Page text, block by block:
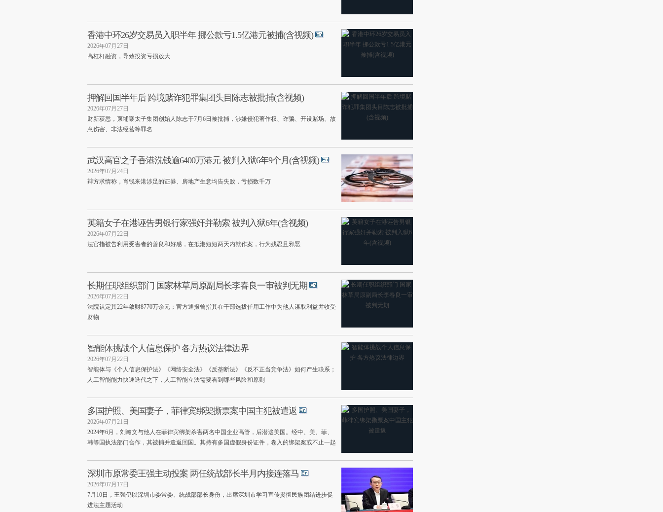
香港中环26岁交易员入职半年 挪公款亏1.5亿港元被捕(含视频)
2026年07月27日
高杠杆融资，导致投资亏损放大
押解回国半年后 跨境赌诈犯罪集团头目陈志被批捕(含视频)
2026年07月27日
财新获悉，柬埔寨太子集团创始人陈志于7月6日被批捕，涉嫌侵犯著作权、诈骗、开设赌场、故
意伤害、非法经营等罪名
武汉高官之子香港洗钱逾6400万港元 被判入狱6年9个月(含视频)
2026年07月24日
辩方求情称，肖锐来港涉足的证券、房地产生意均告失败，亏损数千万
英籍女子在港诬告男银行家强奸并勒索 被判入狱6年(含视频)
2026年07月22日
法官指被告利用受害者的善良和好感，在抵港短短两天内就作案，行为残忍且邪恶
长期任职组织部门 国家林草局原副局长李春良一审被判无期
2026年07月22日
法院认定其22年敛财8770万余元；官方通报曾指其在干部选拔任用工作中为他人谋取利益并收受
财物
智能体挑战个人信息保护 各方热议法律边界
2026年07月22日
智能体与《个人信息保护法》《网络安全法》《反垄断法》《反不正当竞争法》如何产生联系；
人工智能能力快速迭代之下，人工智能立法需要看到哪些风险和原则
多国护照、美国妻子，菲律宾绑架撕票案中国主犯被遣返
2026年07月21日
2024年6月，刘瀚文与他人在菲律宾绑架杀害两名中国企业高管，后潜逃美国。经中、美、菲、
韩等国执法部门合作，其被捕并遣返回国。其持有多国虚假身份证件，卷入的绑架案或不止一起
深圳市原常委王强主动投案 两任统战部长半月内接连落马
2026年07月17日
7月10日，王强仍以深圳市委常委、统战部部长身份，出席深圳市学习宣传贯彻民族团结进步促
进法主题活动